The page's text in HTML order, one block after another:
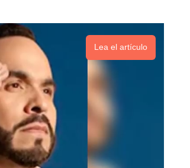
Lea el artículo